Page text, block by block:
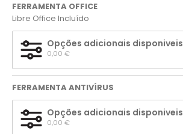
FERRAMENTA OFFICE
Libre Office Incluído
Opções adicionais disponiveis
0,00 €
FERRAMENTA ANTIVÍRUS
Opções adicionais disponiveis
0,00 €